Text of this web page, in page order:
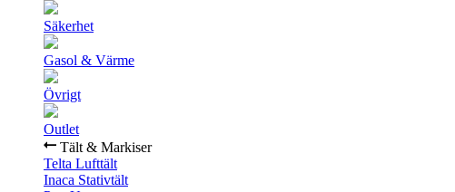
Säkerhet
Gasol & Värme
Övrigt
Outlet
Tält & Markiser
Telta Lufttält
Inaca Stativtält